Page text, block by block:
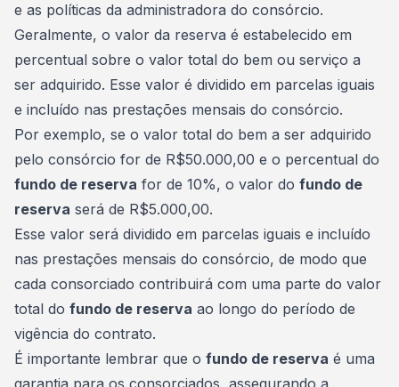
e as políticas da administradora do consórcio.
Geralmente, o valor da reserva é estabelecido em
percentual sobre o valor total do bem ou serviço a
ser adquirido. Esse valor é dividido em parcelas iguais
e incluído nas prestações mensais do consórcio.
Por exemplo, se o valor total do bem a ser adquirido
pelo consórcio for de R$50.000,00 e o percentual do
fundo de reserva for de 10%, o valor do fundo de
reserva será de R$5.000,00.
Esse valor será dividido em parcelas iguais e incluído
nas prestações mensais do consórcio, de modo que
cada consorciado contribuirá com uma parte do valor
total do fundo de reserva ao longo do período de
vigência do contrato.
É importante lembrar que o fundo de reserva é uma
garantia para os consorciados, assegurando a